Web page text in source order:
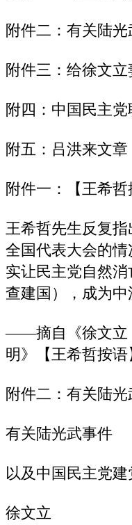
附件二：有关陆
附件三：给徐文
附四：中国民主
附五：吕洪来文章
附件一：【王希哲
王希哲先生反复
全国代表大会的
实让民主党自然
查建国），成为
——摘自《徐文立
明》【王希哲按语
附件二：有关陆
有关陆光武事件
以及中国民主党
徐文立